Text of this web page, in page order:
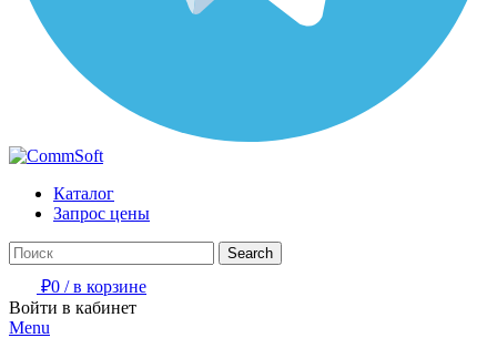
Каталог
Запрос цены
Search
₽0 / в корзине
Войти в кабинет
Menu